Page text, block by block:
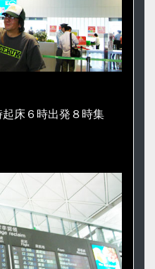
床６時出発８時集